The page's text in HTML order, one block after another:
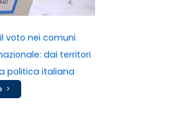
il voto nei comuni
dai territori
politica italiana